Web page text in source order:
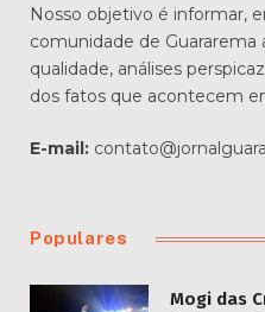
Nosso objetivo é informar,
comunidade de
qualidade, análises
dos fatos que acontecem
E-mail:
Populares
Mogi das